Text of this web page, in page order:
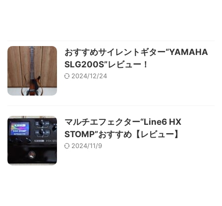
おすすめサイレントギター“YAMAHA
SLG200S”レビュー！
2024/12/24
マルチエフェクター“Line6 HX
STOMP”おすすめ【レビュー】
2024/11/9